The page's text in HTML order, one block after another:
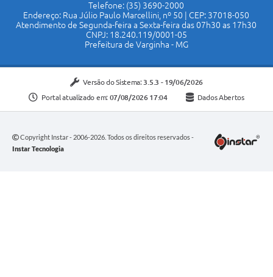
Telefone: (35) 3690-2000
Endereço: Rua Júlio Paulo Marcellini, nº 50 | CEP: 37018-050
Atendimento de Segunda-feira a Sexta-feira das 07h30 as 17h30
CNPJ: 18.240.119/0001-05
Prefeitura de Varginha - MG
Versão do Sistema: 3.5.3 - 19/06/2026
Portal atualizado em: 07/08/2026 17:04 Dados Abertos
Copyright Instar - 2006-2026. Todos os direitos reservados -
Instar Tecnologia